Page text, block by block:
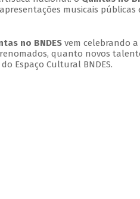
musicais públicas
no BNDESvem celebrando a
quanto novos
Espaço Cultural BNDES.